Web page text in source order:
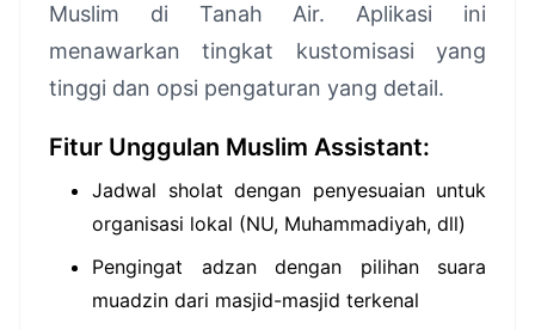
Muslim di Tanah Air. Aplikasi ini
menawarkan tingkat kustomisasi yang
tinggi dan opsi pengaturan yang detail.
Fitur Unggulan Muslim Assistant:
Jadwal sholat dengan penyesuaian untuk
organisasi lokal (NU, Muhammadiyah, dll)
Pengingat adzan dengan pilihan suara
muadzin dari masjid-masjid terkenal